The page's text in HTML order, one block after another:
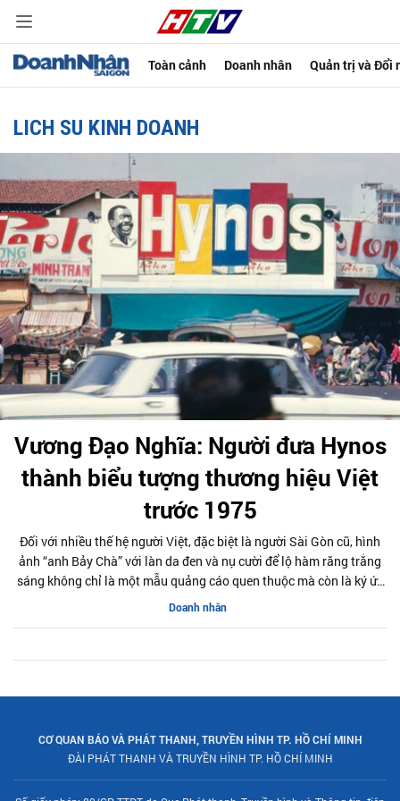
Toàn cảnh Doanh nhân Quản trị và Đổi
LICH SU KINH DOANH
Vương Đạo Nghĩa: Người đưa Hynos
thành biểu tượng thương hiệu Việt
trước 1975
Đối với nhiều thế hệ người Việt, đặc biệt là người Sài Gòn cũ, hình
ảnh “anh Bảy Chà” với làn da đen và nụ cười để lộ hàm răng trắng
sáng không chỉ là một mẫu quảng cáo quen thuộc mà còn là ký ức
của một thời kỳ thương hiệu Việt bắt đầu khẳng định vị thế trên thị
Doanh nhân
CƠ QUAN BÁO VÀ PHÁT THANH, TRUYỀN HÌNH TP. HỒ CHÍ MINH
ĐÀI PHÁT THANH VÀ TRUYỀN HÌNH TP. HỒ CHÍ MINH